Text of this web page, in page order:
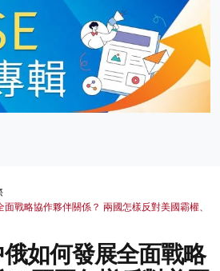
戰略協作夥伴關係？ 兩國怎樣反對美國霸權、
如何發展全面戰略